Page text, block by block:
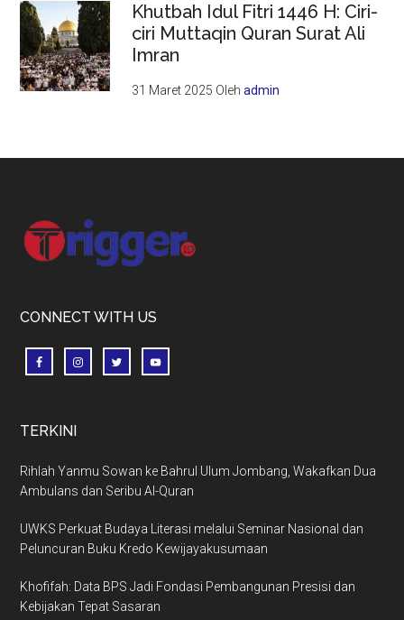
Khutbah Idul Fitri 1446 H: Ciri-
ciri Muttaqin Quran Surat Ali
Imran
31 Maret 2025 Olehadmin
Footer
CONNECT WITH US
TERKINI
Rihlah Yanmu Sowan ke Bahrul Ulum Jombang, Wakafkan Dua
Ambulans dan Seribu Al-Quran
UWKS Perkuat Budaya Literasi melalui Seminar Nasional dan
Peluncuran Buku Kredo Kewijayakusumaan
Khofifah: Data BPS Jadi Fondasi Pembangunan Presisi dan
Kebijakan Tepat Sasaran